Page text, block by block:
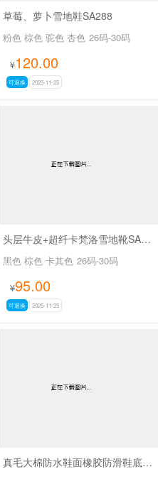
草莓、萝卜雪地鞋SA288
粉色 棕色 驼色 杏色 26码-30码
¥120.00
可退换 2025-11-25
头层牛皮+超纤卡梵洛雪地靴SA8016
黑色 棕色 卡其色 26码-30码
¥95.00
可退换 2025-11-25
真毛大棉防水鞋面橡胶防滑鞋底马丁靴SA111